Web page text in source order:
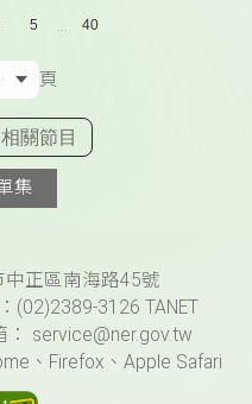
5 ... 40
頁
相關單集
相關節目
集
正區南海路45號
(02)2389-3126 TANET
service@ner.gov.tw
、Firefox、Apple Safari